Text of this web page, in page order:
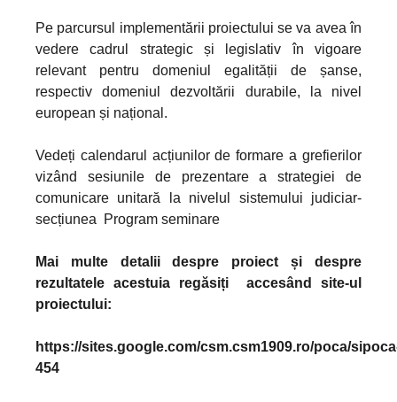
Pe parcursul implementării proiectului se va avea în
vedere cadrul strategic și legislativ în vigoare
relevant pentru domeniul egalității de șanse,
respectiv domeniul dezvoltării durabile, la nivel
european și național.
Vedeți calendarul acțiunilor de formare a grefierilor
vizând sesiunile de prezentare a strategiei de
comunicare unitară la nivelul sistemului judiciar-
secțiunea Program seminare
Mai multe detalii despre proiect și despre
rezultatele acestuia regăsiți accesând site-ul
proiectului:
https://sites.google.com/csm.csm1909.ro/poca/
454